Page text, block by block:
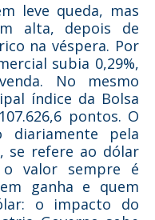
leve queda, mas
alta, depois de
na véspera. Por
subia 0,29%,
No mesmo
índice da Bolsa
pontos. O
diariamente pela
se refere ao dólar
o valor sempre é
ganha e quem
o impacto do